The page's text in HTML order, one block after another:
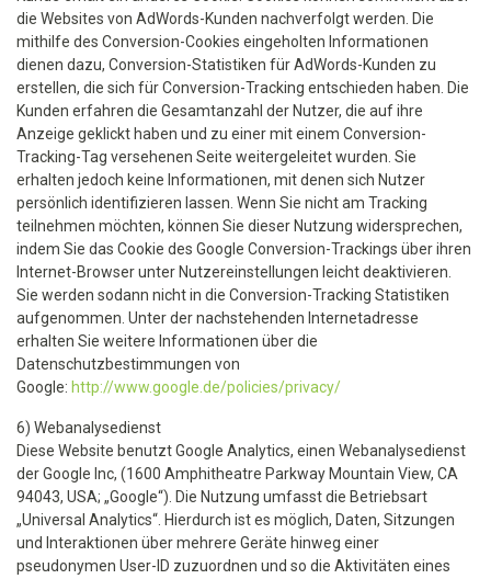
die Websites von AdWords-Kunden nachverfolgt werden. Die
mithilfe des Conversion-Cookies eingeholten Informationen
dienen dazu, Conversion-Statistiken für AdWords-Kunden zu
erstellen, die sich für Conversion-Tracking entschieden haben. Die
Kunden erfahren die Gesamtanzahl der Nutzer, die auf ihre
Anzeige geklickt haben und zu einer mit einem Conversion-
Tracking-Tag versehenen Seite weitergeleitet wurden. Sie
erhalten jedoch keine Informationen, mit denen sich Nutzer
persönlich identifizieren lassen. Wenn Sie nicht am Tracking
teilnehmen möchten, können Sie dieser Nutzung widersprechen,
indem Sie das Cookie des Google Conversion-Trackings über ihren
Internet-Browser unter Nutzereinstellungen leicht deaktivieren.
Sie werden sodann nicht in die Conversion-Tracking Statistiken
aufgenommen. Unter der nachstehenden Internetadresse
erhalten Sie weitere Informationen über die
Datenschutzbestimmungen von
Google: http://www.google.de/policies/privacy/
6) Webanalysedienst
Diese Website benutzt Google Analytics, einen Webanalysedienst
der Google Inc, (1600 Amphitheatre Parkway Mountain View, CA
94043, USA; „Google“). Die Nutzung umfasst die Betriebsart
„Universal Analytics“. Hierdurch ist es möglich, Daten, Sitzungen
und Interaktionen über mehrere Geräte hinweg einer
pseudonymen User-ID zuzuordnen und so die Aktivitäten eines